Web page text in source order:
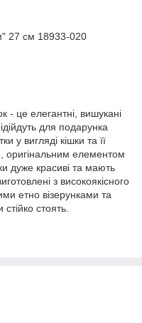
27 см 18933-020
- це елегантні, вишукані
для подарунка
у вигляді кішки та її
оригінальним елементом
дуже красиві та мають
з високоякісного
етно візерунками та
стоять.